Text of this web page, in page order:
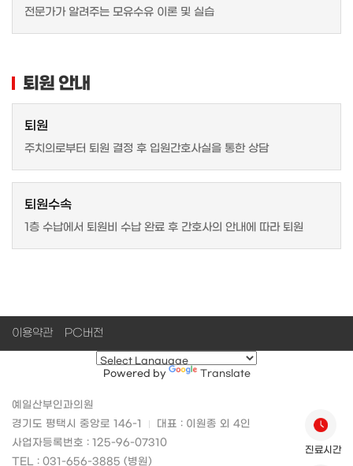
전문가가 알려주는 모유수유 이론 및 실습
퇴원 안내
퇴원
주치의로부터 퇴원 결정 후 입원간호사실을 통한 상담
퇴원수속
1층 수납에서 퇴원비 수납 완료 후 간호사의 안내에 따라 퇴원
진료시간
이용약관 PC버전
Powered by Translate
예일산부인과의원
경기도 평택시 중앙로 146-1
대표 : 이원종 외 4인
사업자등록번호 : 125-96-07310
TEL : 031-656-3885 (병원)